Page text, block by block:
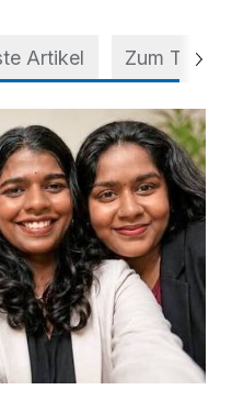
Artikel Zum Thema
hoffen auf Hilfe